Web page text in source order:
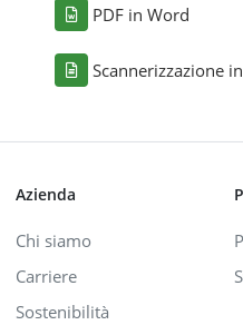
PDF in Word
Scannerizzazione
Azienda
Chi siamo
Carriere
Sostenibilità